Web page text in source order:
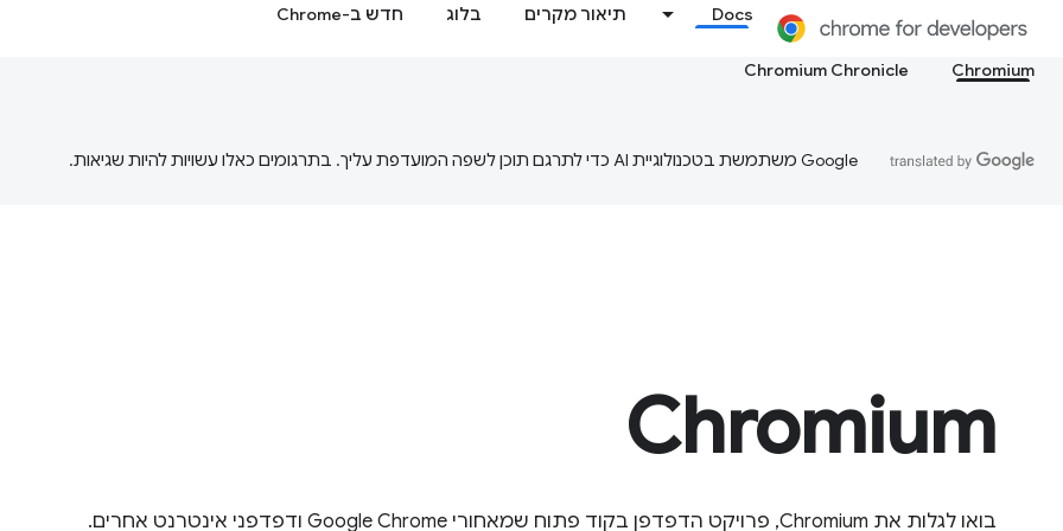
Docs תיאור מקרים בלוג חדש ב-Chrome
Chromium
Chromium Chronicle
‫Google משתמשת בטכנולוגיית AI כדי לתרגם תוכן לשפה המועדפת עליך. בתרגומים כאלו עשויות להיות שגיאות.
Chromium
בואו לגלות את Chromium, פרויקט הדפדפן בקוד פתוח שמאחורי Google Chrome ודפדפני אינטרנט אחרים.